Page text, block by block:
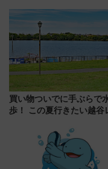
買い物ついでに手ぶらで
歩！ この夏行きたい越谷
ア「LAKESIDE PARK」
県越谷市）